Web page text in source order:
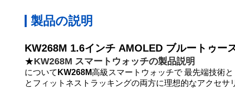
製品の説明
KW268M 1.6インチ AMOLED ブルートゥー
★KW268M スマートウォッチの製品説明
について KW268M高級スマートウォッチで 最先端技術
とフィットネストラッキングの両方に理想的なアクセサ